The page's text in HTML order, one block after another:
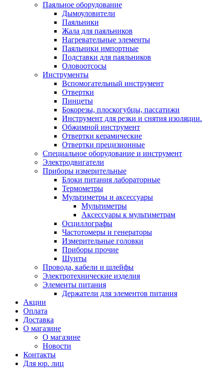
Паяльное оборудование
Дымоуловители
Паяльники
Жала для паяльников
Нагревательные элементы
Паяльники импортные
Подставки для паяльников
Оловоотсосы
Инструменты
Вспомогательный инструмент
Отвертки
Пинцеты
Бокорезы, плоскогубцы, пассатижи
Инструмент для резки и снятия изоляции.
Обжимной инструмент
Отвертки керамические
Отвертки прецизионные
Специальное оборудование и инструмент
Электродвигатели
Приборы измерительные
Блоки питания лабораторные
Термометры
Мультиметры и аксессуары
Мультиметры
Аксессуары к мультиметрам
Осциллографы
Частотомеры и генераторы
Измерительные головки
Приборы прочие
Шунты
Провода, кабели и шлейфы
Электротехнические изделия
Элементы питания
Держатели для элементов питания
Акции
Оплата
Доставка
О магазине
О магазине
Новости
Контакты
Для юр. лиц